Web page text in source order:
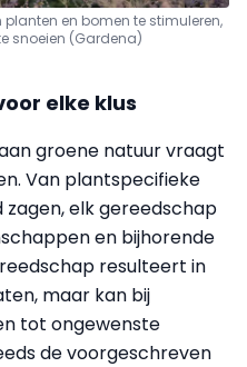
en bomen te stimuleren,
snoeien (Gardena)
elke klus
groene natuur vraagt
Van plantspecifieke
elk gereedschap
en bijhorende
resulteert in
maar kan bij
tot ongewenste
de voorgeschreven